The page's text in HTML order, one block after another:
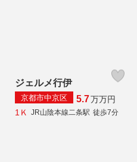
ジェルメ行伊
京都市中京区 5.7万万円
1Ｋ
JR山陰本線二条駅 徒歩7分